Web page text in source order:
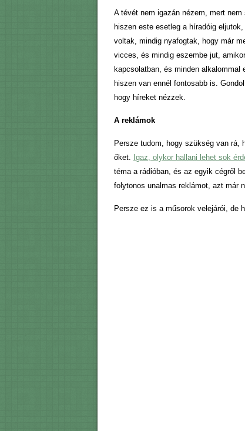
A tévét nem igazán nézem, mert
hiszen este esetleg a híradóig
voltak, mindig nyafogtak, hogy már
vicces, és mindig eszembe jut,
kapcsolatban, és minden
hiszen van ennél fontosabb is.
hogy híreket nézzek.
A reklámok
Persze tudom, hogy szükség van rá,
őket. Igaz, olykor hallani lehet sok
téma a rádióban, és az egyik cégről
folytonos unalmas reklámot, azt már
Persze ez is a műsorok velejárói, de